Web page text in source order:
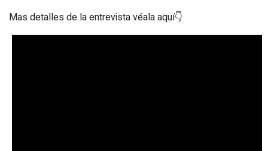
Mas detalles de la entrevista véala aquí👇